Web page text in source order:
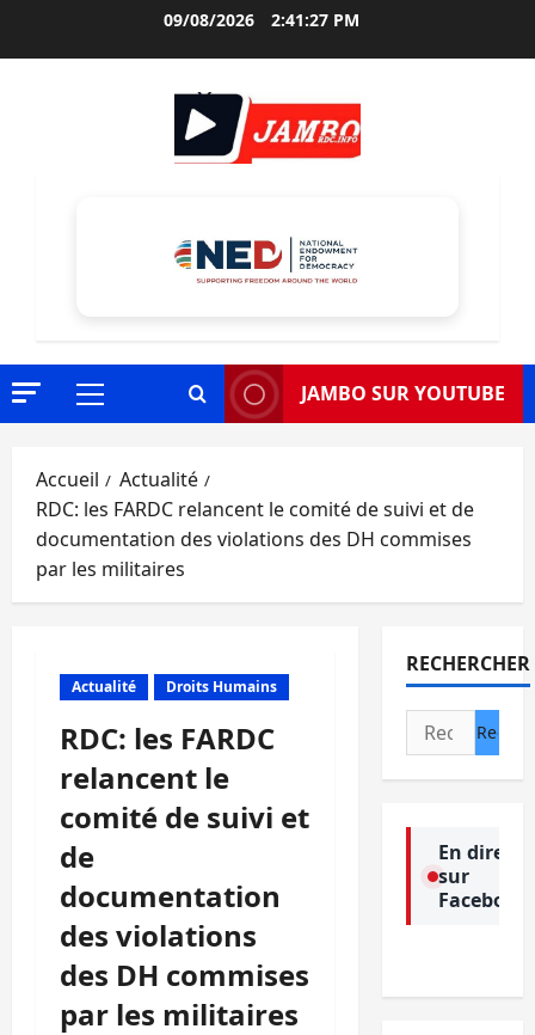
09/08/2026 2:41:28 PM
Menu
JAMBO SUR YOUTUBE
Accueil
Actualité
RDC: les FARDC relancent le comité de suivi et de
documentation des violations des DH commises
par les militaires
Actualité Droits Humains
RDC: les FARDC
relancent le
comité de suivi et
de
documentation
des violations
des DH commises
par les militaires
RECHERCHER
Rechercher :
En direct
sur
Facebook